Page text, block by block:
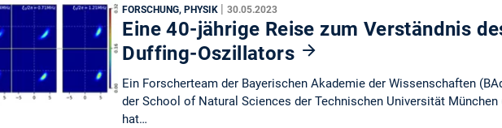
FORSCHUNG, PHYSIK |30.05.2023
Eine 40-jährige Reise zum Verständnis
Duffing-Oszillators
Ein Forscherteam der Bayerischen Akademie der Wissenschaften
der School of Natural Sciences der Technischen Universität München
hat…